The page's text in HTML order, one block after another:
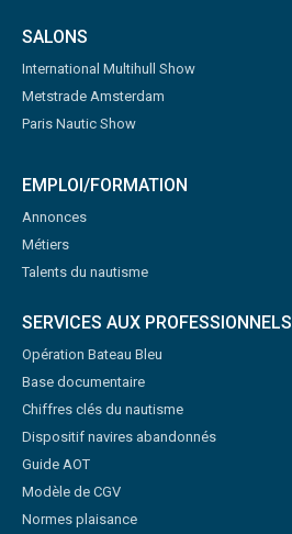
SALONS
International Multihull Show
Metstrade Amsterdam
Paris Nautic Show
EMPLOI/FORMATION
Annonces
Métiers
Talents du nautisme
SERVICES AUX PROFESSIONNELS
Opération Bateau Bleu
Base documentaire
Chiffres clés du nautisme
Dispositif navires abandonnés
Guide AOT
Modèle de CGV
Normes plaisance